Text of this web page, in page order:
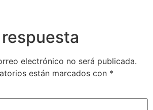
electrónico no será publicada.
están marcados con *